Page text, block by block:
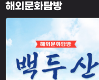
해외문화탐방